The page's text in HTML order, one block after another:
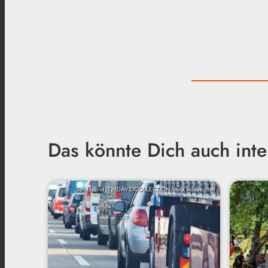
Das könnte Dich auch
Symbolbild/TIMDAVIDCOLLECTION/stock.adobe.com